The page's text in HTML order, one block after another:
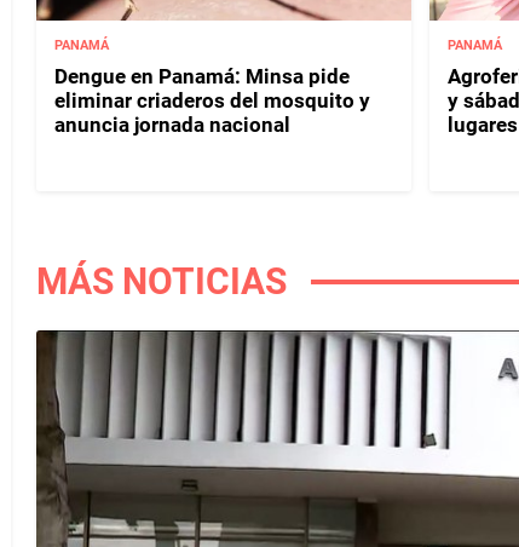
PANAMÁ
Dengue en Panamá: Minsa pide
eliminar criaderos del mosquito y
anuncia jornada nacional
PANAMÁ
y
MÁS NOTICIAS